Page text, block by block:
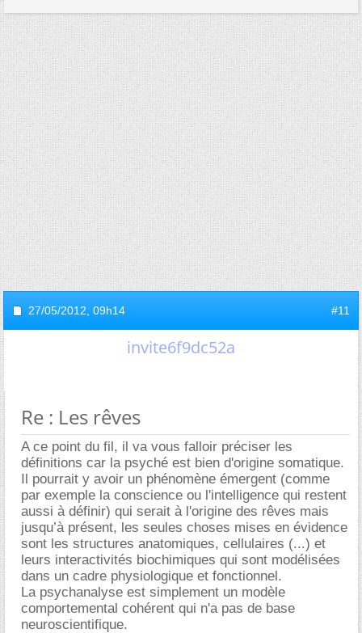
27/05/2012, 09h14 #11
invite6f9dc52a
Re : Les rêves
A ce point du fil, il va vous falloir préciser les
définitions car la psyché est bien d'origine somatique.
Il pourrait y avoir un phénomène émergent (comme
par exemple la conscience ou l'intelligence qui restent
aussi à définir) qui serait à l'origine des rêves mais
jusqu’à présent, les seules choses mises en évidence
sont les structures anatomiques, cellulaires (...) et
leurs interactivités biochimiques qui sont modélisées
dans un cadre physiologique et fonctionnel.
La psychanalyse est simplement un modèle
comportemental cohérent qui n'a pas de base
neuroscientifique.